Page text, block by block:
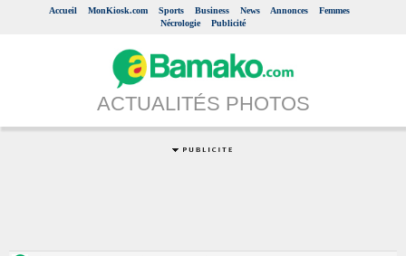
Accueil MonKiosk.com Sports Business News Annonces
Femmes
Nécrologie
Publicité
ACTUALITÉS PHOTOS